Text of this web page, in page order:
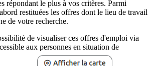
répondant le plus à vos critères. Parmi
restituées les offres dont le lieu de travail
de votre recherche.
de visualiser ces offres d'emploi via
aux personnes en situation de